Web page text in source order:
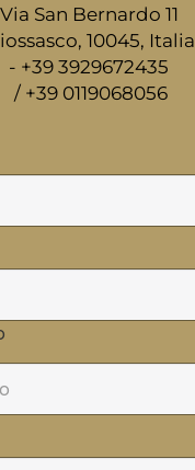
Via San Bernardo 11
10045, Italia
- +39 3929672435
/ +39 0119068056